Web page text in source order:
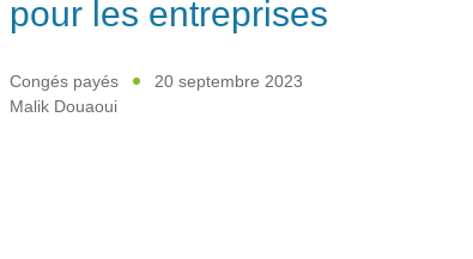
pour les entreprises
Congés payés
20 septembre 2023
Malik Douaoui